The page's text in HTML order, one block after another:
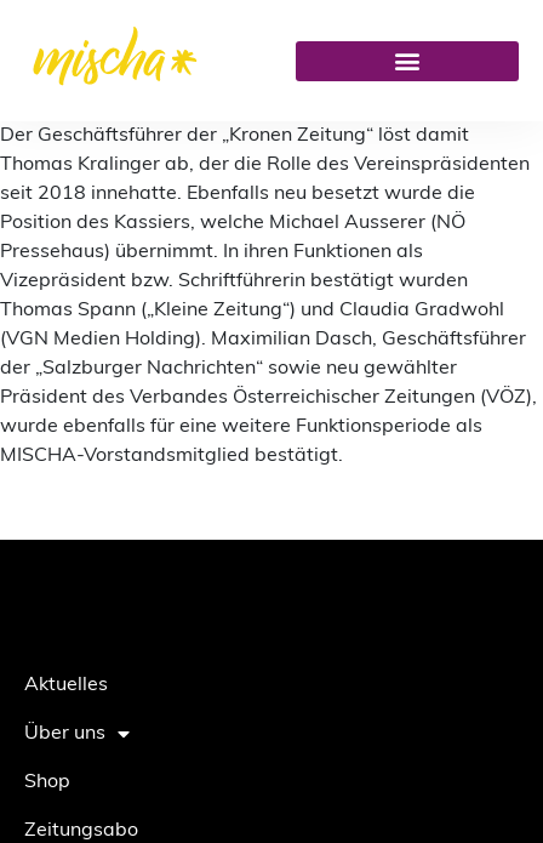
Der Geschäftsführer der „Kronen Zeitung“ löst damit
Thomas Kralinger ab, der die Rolle des Vereinspräsidenten
seit 2018 innehatte. Ebenfalls neu besetzt wurde die
Position des Kassiers, welche Michael Ausserer (NÖ
Pressehaus) übernimmt. In ihren Funktionen als
Vizepräsident bzw. Schriftführerin bestätigt wurden
Thomas Spann („Kleine Zeitung“) und Claudia Gradwohl
(VGN Medien Holding). Maximilian Dasch, Geschäftsführer
der „Salzburger Nachrichten“ sowie neu gewählter
Präsident des Verbandes Österreichischer Zeitungen (VÖZ),
wurde ebenfalls für eine weitere Funktionsperiode als
MISCHA-Vorstandsmitglied bestätigt.
Aktuelles
Über uns
Shop
Zeitungsabo